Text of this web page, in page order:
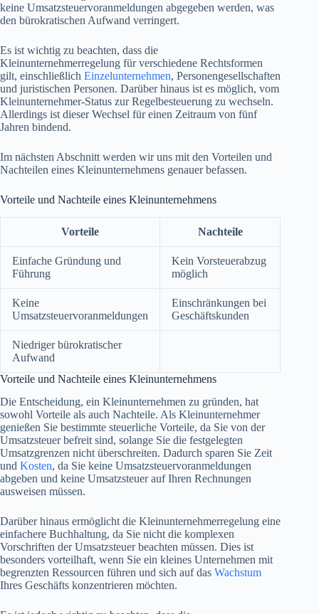
keine Umsatzsteuervoranmeldungen abgegeben werden, was
den bürokratischen Aufwand verringert.
Es ist wichtig zu beachten, dass die
Kleinunternehmerregelung für verschiedene Rechtsformen
gilt, einschließlich Einzelunternehmen, Personengesellschaften
und juristischen Personen. Darüber hinaus ist es möglich, vom
Kleinunternehmer-Status zur Regelbesteuerung zu wechseln.
Allerdings ist dieser Wechsel für einen Zeitraum von fünf
Jahren bindend.
Im nächsten Abschnitt werden wir uns mit den Vorteilen und
Nachteilen eines Kleinunternehmens genauer befassen.
Vorteile und Nachteile eines Kleinunternehmens
Vorteile Nachteile
Einfache Gründung und
Führung
Kein Vorsteuerabzug
möglich
Keine
Umsatzsteuervoranmeldungen
Einschränkungen bei
Geschäftskunden
Niedriger bürokratischer
Aufwand
Vorteile und Nachteile eines Kleinunternehmens
Die Entscheidung, ein Kleinunternehmen zu gründen, hat
sowohl Vorteile als auch Nachteile. Als Kleinunternehmer
genießen Sie bestimmte steuerliche Vorteile, da Sie von der
Umsatzsteuer befreit sind, solange Sie die festgelegten
Umsatzgrenzen nicht überschreiten. Dadurch sparen Sie Zeit
und Kosten, da Sie keine Umsatzsteuervoranmeldungen
abgeben und keine Umsatzsteuer auf Ihren Rechnungen
ausweisen müssen.
Darüber hinaus ermöglicht die Kleinunternehmerregelung eine
einfachere Buchhaltung, da Sie nicht die komplexen
Vorschriften der Umsatzsteuer beachten müssen. Dies ist
besonders vorteilhaft, wenn Sie ein kleines Unternehmen mit
begrenzten Ressourcen führen und sich auf das Wachstum
Ihres Geschäfts konzentrieren möchten.